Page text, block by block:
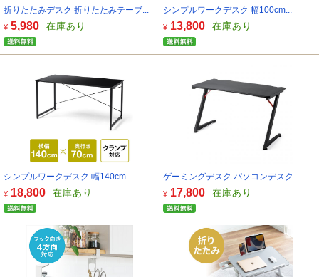
折りたたみデスク 折りたたみテーブ...
¥ 5,980 在庫あり
シンプルワークデスク 幅100cm...
¥ 13,800 在庫あり
シンプルワークデスク 幅140cm...
¥ 18,800 在庫あり
ゲーミングデスク パソコンデスク ...
¥ 17,800 在庫あり